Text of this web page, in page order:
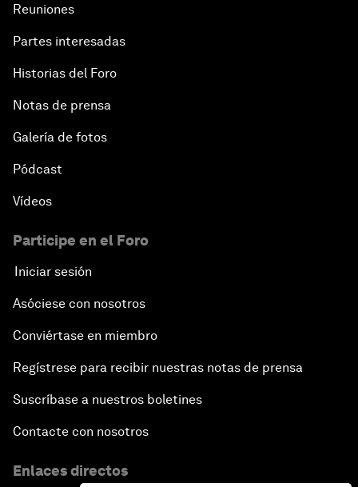
Reuniones
Partes interesadas
Historias del Foro
Notas de prensa
Galería de fotos
Pódcast
Vídeos
Participe en el Foro
Iniciar sesión
Asóciese con nosotros
Conviértase en miembro
Regístrese para recibir nuestras notas de prensa
Suscríbase a nuestros boletines
Contacte con nosotros
Enlaces directos